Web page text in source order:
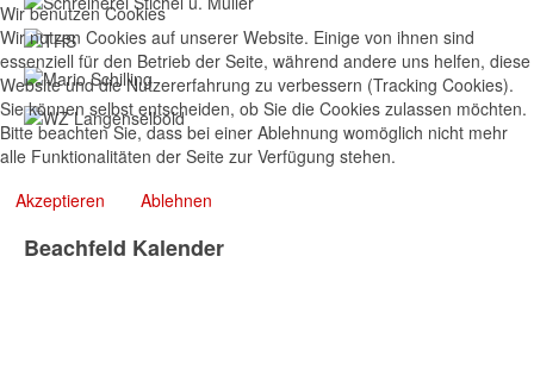
Beachfeld Kalender
Wir benutzen Cookies
Wir nutzen Cookies auf unserer Website. Einige von ihnen sind
essenziell für den Betrieb der Seite, während andere uns helfen, diese
Website und die Nutzererfahrung zu verbessern (Tracking Cookies).
Sie können selbst entscheiden, ob Sie die Cookies zulassen möchten.
Bitte beachten Sie, dass bei einer Ablehnung womöglich nicht mehr
alle Funktionalitäten der Seite zur Verfügung stehen.
Akzeptieren
Ablehnen